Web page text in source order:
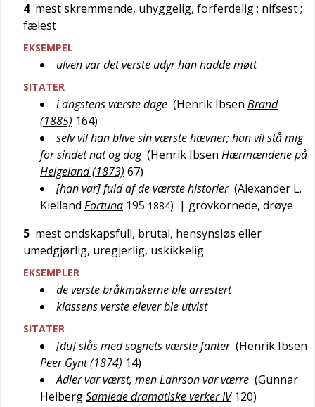
4 mest skremmende, uhyggelig, forferdelig; nifsest;
fælest
EKSEMPEL
ulven var det verste udyr han hadde møtt
SITATER
i angstens værste dage (Henrik Ibsen Brand
(1885) 164)
selv vil han blive sin værste hævner; han vil stå mig
for sindet nat og dag (Henrik Ibsen Hærmændene på
Helgeland (1873) 67)
[han var] fuld af de værste historier (Alexander L.
Kielland Fortuna 195 1884) | grovkornede, drøye
5 mest ondskapsfull, brutal, hensynsløs eller
umedgjørlig, uregjerlig, uskikkelig
EKSEMPLER
de verste bråkmakerne ble arrestert
klassens verste elever ble utvist
SITATER
[du] slås med sognets værste fanter (Henrik Ibsen
Peer Gynt (1874) 14)
Adler var værst, men Lahrson var værre (Gunnar
HeibergSamlede dramatiske verker IV 120)